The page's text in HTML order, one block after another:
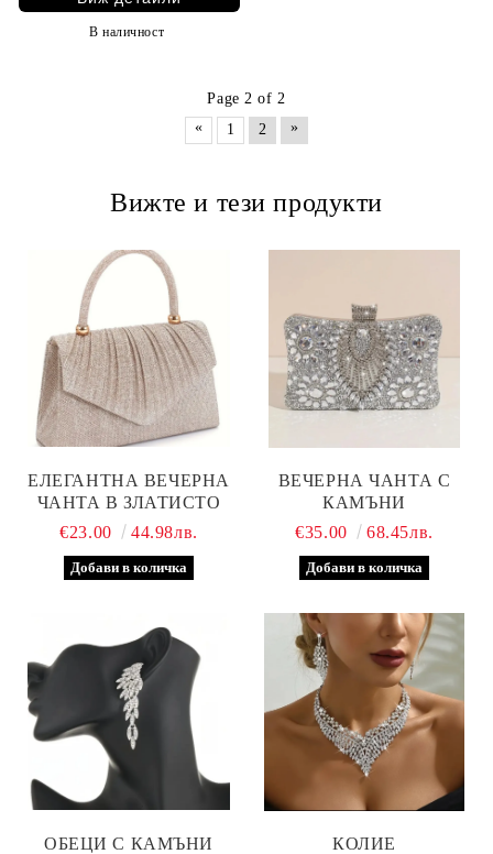
В наличност
Page 2 of 2
«
1 2 »
Вижте и тези продукти
ЕЛЕГАНТНА ВЕЧЕРНА
ЧАНТА В ЗЛАТИСТО
€23.00
44.98лв.
ВЕЧЕРНА ЧАНТА С
КАМЪНИ
€35.00
68.45лв.
ОБЕЦИ С КАМЪНИ
КОЛИЕ